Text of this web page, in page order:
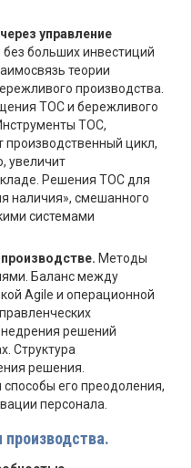
управление
без больших инвестиций
теории
производства.
ТОС и бережливого
ТОС,
производственный цикл,
увеличит
Решения ТОС для
наличия», смешанного
системами
Методы
Баланс между
Agile и операционной
решений
Структура
решения.
его преодоления,
персонала.